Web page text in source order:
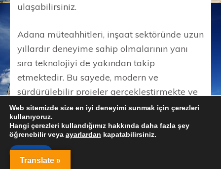
ulaşabilirsiniz.
Adana müteahhitleri, inşaat sektöründe uzun
yıllardır deneyime sahip olmalarının yanı
sıra teknolojiyi de yakından takip
etmektedir. Bu sayede, modern ve
sürdürülebilir projeler gerçekleştirmekte ve
müşterilerine yüksek kaliteli hizmet
sunmaktadır.
Adana’da yapılan başarılı inşaat projeleri,
şehre değer katmanın yanı sıra istihdam da
Translate »
Web sitemizde size en iyi deneyimi sunmak için çerezleri
kullanıyoruz.
Hangi çerezleri kullandığımız hakkında daha fazla şey
öğrenebilir veya ayarlardan kapatabilirsiniz.